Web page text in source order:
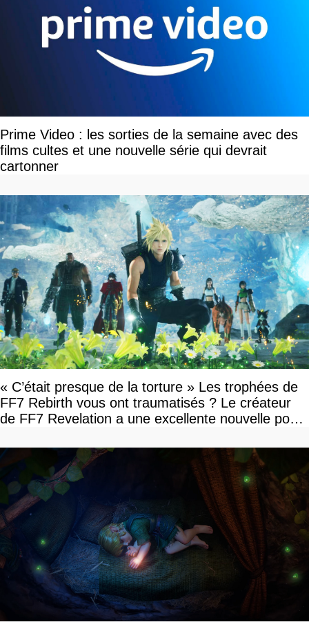
Prime Video : les sorties de la semaine avec des
films cultes et une nouvelle série qui devrait
cartonner
« C’était presque de la torture » Les trophées de
FF7 Rebirth vous ont traumatisés ? Le créateur
de FF7 Revelation a une excellente nouvelle pour